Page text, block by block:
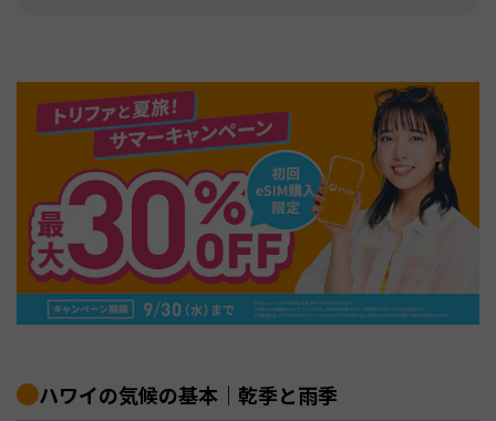
ハワイの気候の基本｜乾季と雨季